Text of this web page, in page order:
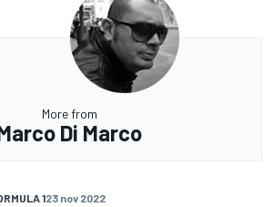
More from
Di Marco
123 nov 2022